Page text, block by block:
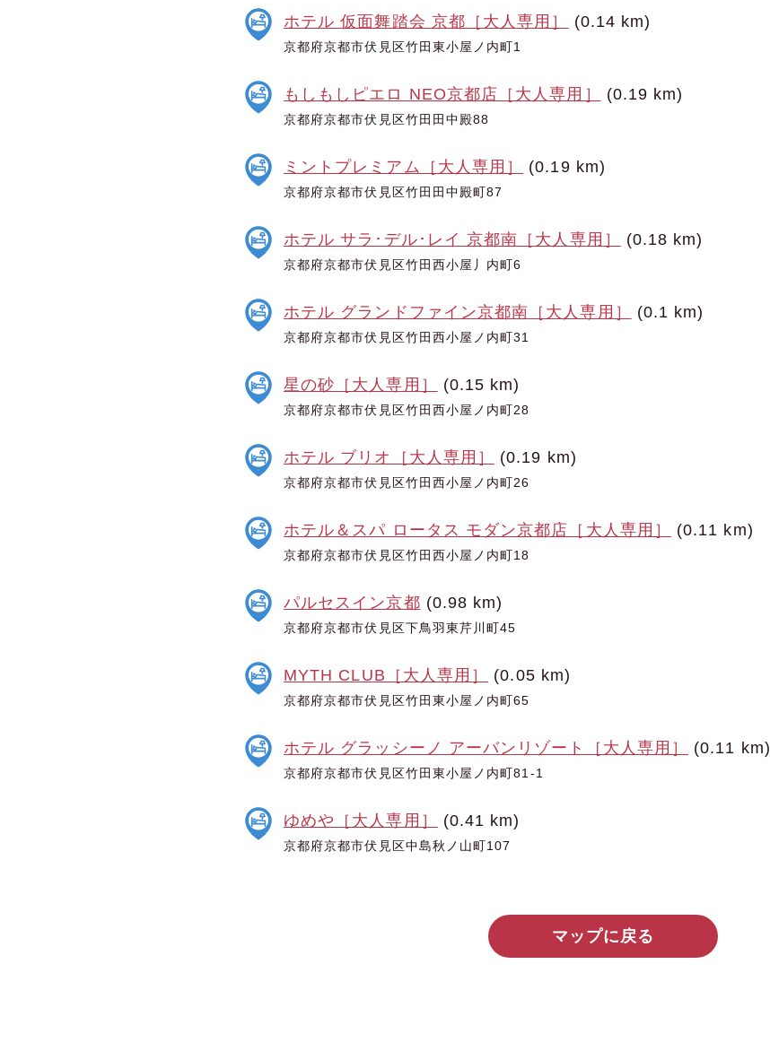
ホテル 仮面舞踏会 京都［大人専用］ (0.14 km)
京都府京都市伏見区竹田東小屋ノ内町1
もしもしピエロ NEO京都店［大人専用］ (0.19 km)
京都府京都市伏見区竹田田中殿88
ミントプレミアム［大人専用］ (0.19 km)
京都府京都市伏見区竹田田中殿町87
ホテル サラ･デル･レイ 京都南［大人専用］ (0.18 km)
京都府京都市伏見区竹田西小屋丿内町6
ホテル グランドファイン京都南［大人専用］ (0.1 km)
京都府京都市伏見区竹田西小屋ノ内町31
星の砂［大人専用］ (0.15 km)
京都府京都市伏見区竹田西小屋ノ内町28
ホテル ブリオ［大人専用］ (0.19 km)
京都府京都市伏見区竹田西小屋ノ内町26
ホテル＆スパ ロータス モダン京都店［大人専用］ (0.11 km)
京都府京都市伏見区竹田西小屋ノ内町18
パルセスイン京都 (0.98 km)
京都府京都市伏見区下鳥羽東芹川町45
MYTH CLUB［大人専用］ (0.05 km)
京都府京都市伏見区竹田東小屋ノ内町65
ホテル グラッシーノ アーバンリゾート［大人専用］ (0.11 km)
京都府京都市伏見区竹田東小屋ノ内町81-1
ゆめや［大人専用］ (0.41 km)
京都府京都市伏見区中島秋ノ山町107
マップに戻る